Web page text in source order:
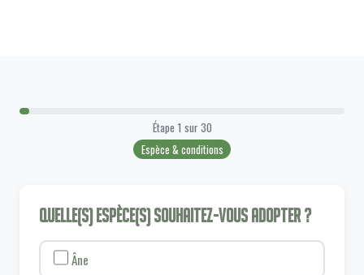
Étape 1 sur30
Espèce & conditions
Quelle(s) espèce(s) souhaitez-vous adopter ?
Âne